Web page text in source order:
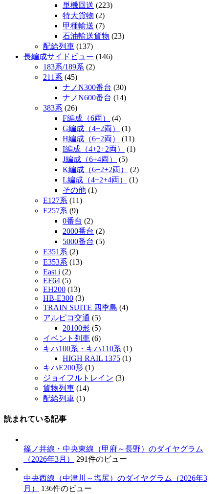
単機回送 (223)
特大貨物 (2)
甲種輸送 (7)
石油輸送貨物 (23)
配給列車 (137)
長編成サイドビュー (146)
183系/189系 (2)
211系 (45)
ナノN300番台 (30)
ナノN600番台 (14)
383系 (26)
F編成（6両）
(4)
G編成（4+2両）
(1)
H編成（6+2両）
(11)
I編成（4+2+2両）
(1)
J編成（6+4両）
(5)
K編成（6+2+2両）
(2)
L編成（4+2+4両）
(1)
その他 (1)
E127系 (11)
E257系 (9)
0番台 (2)
2000番台 (2)
5000番台 (5)
E351系 (2)
E353系 (13)
East i (2)
EF64 (5)
EH200 (13)
HB-E300 (3)
TRAIN SUITE 四季島 (4)
アルピコ交通 (5)
20100形 (5)
イベント列車 (6)
キハ100系・キハ110系 (1)
HIGH RAIL 1375 (1)
キハE200形 (1)
ジョイフルトレイン (3)
貨物列車 (14)
配給列車 (1)
読まれている記事
篠ノ井線・中央東線（甲府～長野）のダイヤグラム
（2026年3月）
291件のビュー
中央西線（中津川～塩尻）のダイヤグラム（2026年3
月）
136件のビュー